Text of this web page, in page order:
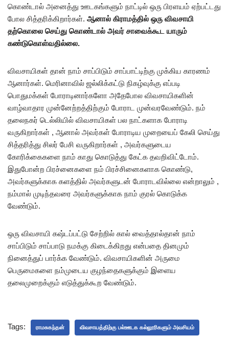
கொண்டால் அனைத்து ஊடகங்களும் நாட்டில் ஒரு பிரளயம் ஏற்பட்டது
போல சித்தரிக்கிறார்கள். ஆனால் கிராமத்தில் ஒரு விவசாயி
தற்கொலை செய்து கொண்டால் அவர் சாவைக்கூட யாரும்
கண்டுகொள்வதில்லை.
விவசாயிகள் தான் நாம் சாப்பிடும் சாப்பாட்டிற்கு முக்கிய காரணம்
ஆனார்கள். மெரினாவில் ஜல்லிக்கட்டு நிகழ்வுக்கு எப்படி
பொதுமக்கள் போராடினார்களோ அதேபோல விவசாயிகளின்
வாழ்வாதார முன்னேற்றத்திற்கும் போராட முன்வரவேண்டும். நம்
தலைநகர் டெல்லியில் விவசாயிகள் பல நாட்களாக போராடி
வருகிறார்கள் , ஆனால் அவர்கள் போராடிய முறையைப் கேலி செய்து
சித்தரித்து சிலர் பேசி வருகிறார்கள் , அவர்களுடைய
கோரிக்கைகளை நாம் காது கொடுத்து கேட்க தவறிவிட்டோம்.
இதுபோன்ற பிரச்னைகளை நம் பிரச்சினைகளாக கொண்டு,
அவர்களுக்காக களத்தில் அவர்களுடன் போராடவில்லை என்றாலும் ,
நம்மால் முடிந்தவரை அவர்களுக்காக நாம் குரல் கொடுக்க
வேண்டும்.
ஒரு விவசாயி கஷ்டப்பட்டு சேற்றில் கால் வைத்தால்தான் நாம்
சாப்பிடும் சாப்பாடு நமக்கு கிடைக்கிறது என்பதை தினமும்
நினைத்துப் பார்க்க வேண்டும். விவசாயிகளின் அருமை
பெருமைகளை நம்முடைய குழந்தைகளுக்கும் இளைய
தலைமுறைக்கும் எடுத்துக்கூற வேண்டும்.
Tags: ராமசுகந்தன் விவசாயத்திற்கு பல்ஊடக கல்லூரிகளும் அவசியம்